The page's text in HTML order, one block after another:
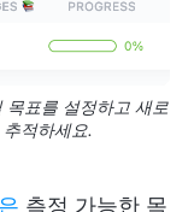
표를 설정하고 새로
적하세요.
측정 가능한 목